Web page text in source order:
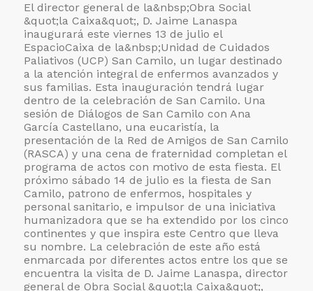
El director general de la&nbsp;Obra Social
&quot;la Caixa&quot;, D. Jaime Lanaspa
inaugurará este viernes 13 de julio el
EspacioCaixa de la&nbsp;Unidad de Cuidados
Paliativos (UCP) San Camilo, un lugar destinado
a la atención integral de enfermos avanzados y
sus familias. Esta inauguración tendrá lugar
dentro de la celebración de San Camilo. Una
sesión de Diálogos de San Camilo con Ana
García Castellano, una eucaristía, la
presentación de la Red de Amigos de San Camilo
(RASCA) y una cena de fraternidad completan el
programa de actos con motivo de esta fiesta. El
próximo sábado 14 de julio es la fiesta de San
Camilo, patrono de enfermos, hospitales y
personal sanitario, e impulsor de una iniciativa
humanizadora que se ha extendido por los cinco
continentes y que inspira este Centro que lleva
su nombre. La celebración de este año está
enmarcada por diferentes actos entre los que se
encuentra la visita de D. Jaime Lanaspa, director
general de Obra Social &quot;la Caixa&quot;,